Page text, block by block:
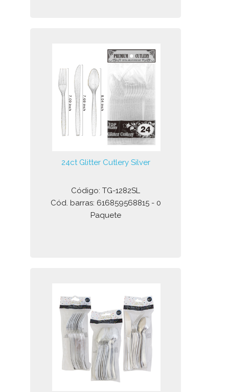
24ct Glitter Cutlery Silver
Código: TG-1282SL
Cód. barras: 616859568815 - 0
Paquete